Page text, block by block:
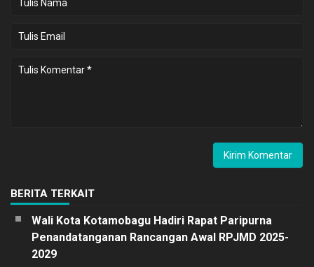
BERITA TERKAIT
Wali Kota Kotamobagu Hadiri Rapat Paripurna
Penandatanganan Rancangan Awal RPJMD 2025-
2029